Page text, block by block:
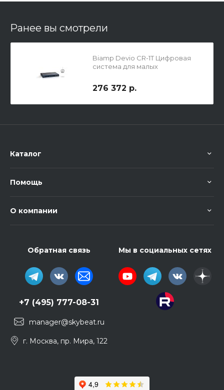
Ранее вы смотрели
Biamp Devio CR-1T Цифровая
система для малых
276 372 р.
Каталог
Помощь
О компании
Обратная связь
+7 (495) 777-08-31
manager@skybeat.ru
г. Москва, пр. Мира, 122
Мы в социальных сетях